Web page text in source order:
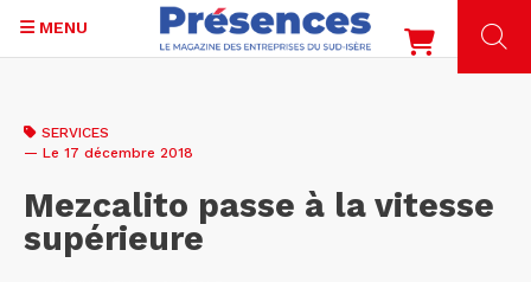
contenu
MENU
SERVICES
— Le 17 décembre 2018
Mezcalito passe à la vitesse
supérieure